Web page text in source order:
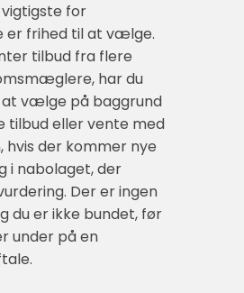
for
er frihed til at vælge.
tilbud fra flere
har du
at vælge på baggrund
tilbud eller vente med
hvis der kommer nye
i nabolaget, der
Der er ingen
du er ikke bundet, før
under på en